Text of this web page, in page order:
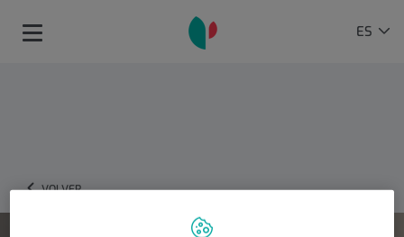
IDIOMA
ES
Toggle
VOLVER